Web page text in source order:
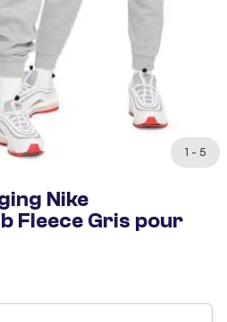
1 - 5
Nike
Fleece Gris pour